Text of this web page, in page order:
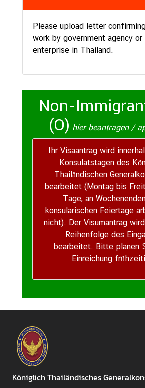
Please upload letter
work by government agency
enterprise in Thailand.
Non-
(O) hier beantragen /
Ihr Visaantrag wird
Konsulatstagen des
Thailändischen
bearbeitet (Montag bis
Tage, an
konsularischen Feiertage
nicht). Der Visumantrag
Reihenfolge des
bearbeitet. Bitte planen
Einreichung
Königlich Thailändisches